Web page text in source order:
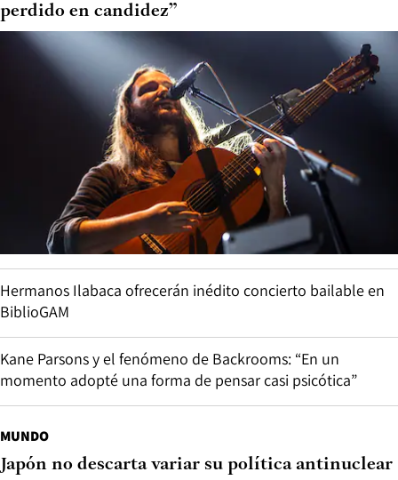
perdido en candidez”
Hermanos Ilabaca ofrecerán inédito concierto bailable en
BiblioGAM
Kane Parsons y el fenómeno de Backrooms: “En un
momento adopté una forma de pensar casi psicótica”
MUNDO
Japón no descarta variar su política antinuclear